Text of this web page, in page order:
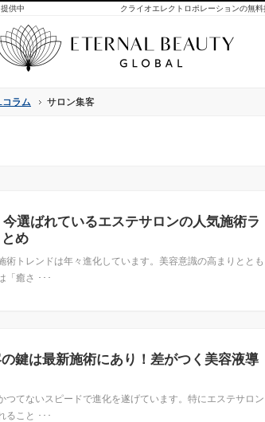
ラム サロン集客
供中
今選ばれているエステサロンの人気施術ラ
め
術トレンドは年々進化しています。美容意識の高まりととも
「癒さ ･･･
鍵は最新施術にあり！差がつく美容液導
つてないスピードで進化を遂げています。特にエステサロン
ること ･･･
ラム サロン集客